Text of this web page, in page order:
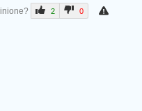
2 0